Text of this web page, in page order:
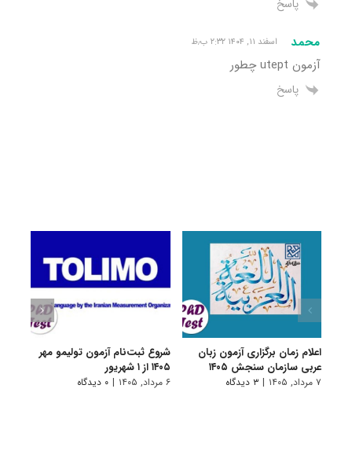
پاسخ
محمد اسفند ۱۱, ۱۴۰۴ ۲:۳۲ ب٫ظ
آزمون utept چطور
پاسخ
اعلام زمان برگزاری آزمون زبان
عربی سازمان سنجش ۱۴۰۵
۷ مرداد, ۱۴۰۵ | ۳ دیدگاه
شروع ثبت‌نام آزمون‌ تولیمو مهر
۱۴۰۵ از ۱ شهریور
۶ مرداد, ۱۴۰۵ | ۰ دیدگاه